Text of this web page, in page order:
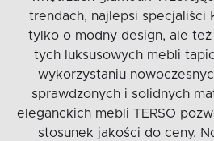
trendach, najlepsi specjaliści
tylko o modny design, ale też
tych luksusowych mebli
wykorzystaniu
sprawdzonych i solidnych
eleganckich mebli TERSO
stosunek jakości do ceny.